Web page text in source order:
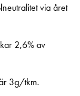
via året
2,6% av
3g/tkm.